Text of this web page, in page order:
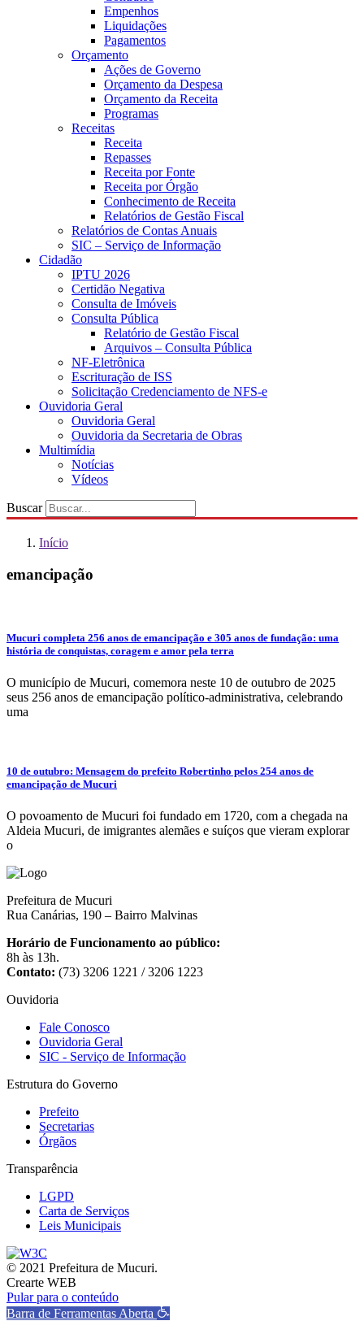
Empenhos
Liquidações
Pagamentos
Orçamento
Ações de Governo
Orçamento da Despesa
Orçamento da Receita
Programas
Receitas
Receita
Repasses
Receita por Fonte
Receita por Órgão
Conhecimento de Receita
Relatórios de Gestão Fiscal
Relatórios de Contas Anuais
SIC – Serviço de Informação
Cidadão
IPTU 2026
Certidão Negativa
Consulta de Imóveis
Consulta Pública
Relatório de Gestão Fiscal
Arquivos – Consulta Pública
NF-Eletrônica
Escrituração de ISS
Solicitação Credenciamento de NFS-e
Ouvidoria Geral
Ouvidoria Geral
Ouvidoria da Secretaria de Obras
Multimídia
Notícias
Vídeos
Buscar
Início
emancipação
Mucuri completa 256 anos de emancipação e 305 anos de fundação: uma
história de conquistas, coragem e amor pela terra
O município de Mucuri, comemora neste 10 de outubro de 2025
seus 256 anos de emancipação político-administrativa, celebrando
uma
10 de outubro: Mensagem do prefeito Robertinho pelos 254 anos de
emancipação de Mucuri
O povoamento de Mucuri foi fundado em 1720, com a chegada na
Aldeia Mucuri, de imigrantes alemães e suíços que vieram explorar
o
Prefeitura de Mucuri
Rua Canárias, 190 – Bairro Malvinas
Horário de Funcionamento ao público:
8h às 13h.
Contato: (73) 3206 1221 / 3206 1223
Ouvidoria
Fale Conosco
Ouvidoria Geral
SIC - Serviço de Informação
Estrutura do Governo
Prefeito
Secretarias
Órgãos
Transparência
LGPD
Carta de Serviços
Leis Municipais
© 2021 Prefeitura de Mucuri.
Crearte WEB
Pular para o conteúdo
Barra de Ferramentas Aberta